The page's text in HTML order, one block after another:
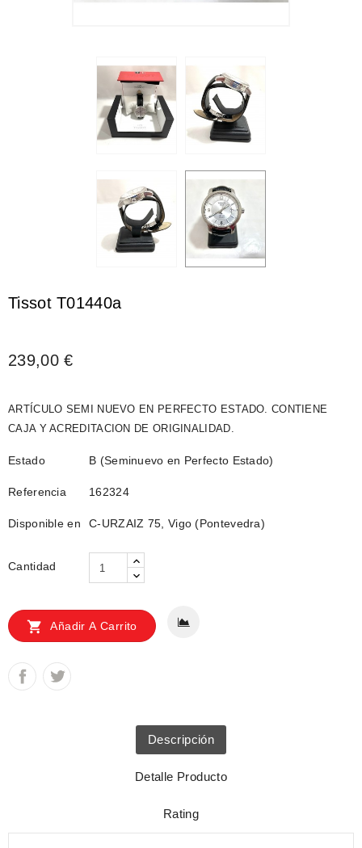
Tissot T01440a
239,00 €
ARTÍCULO SEMI NUEVO EN PERFECTO ESTADO. CONTIENE
CAJA Y ACREDITACION DE ORIGINALIDAD.
Estado B (Seminuevo en Perfecto Estado)
Referencia 162324
Disponible en C-URZAIZ 75, Vigo (Pontevedra)
Cantidad
 Añadir A Carrito
Descripción
Detalle Producto
Rating